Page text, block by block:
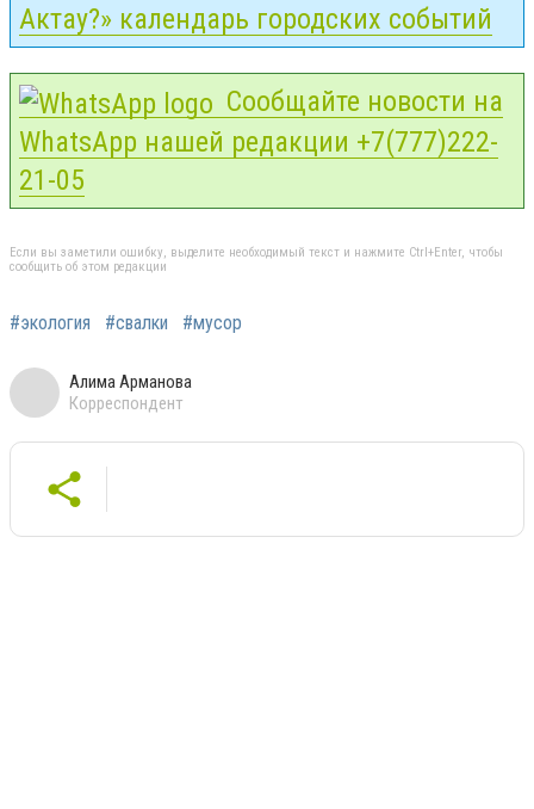
Актау?» календарь городских событий
Сообщайте новости на
WhatsApp нашей редакции +7(777)222-
21-05
Если вы заметили ошибку, выделите необходимый текст и нажмите Ctrl+Enter, чтобы
сообщить об этом редакции
#экология #свалки #мусор
Алима Арманова
Корреспондент